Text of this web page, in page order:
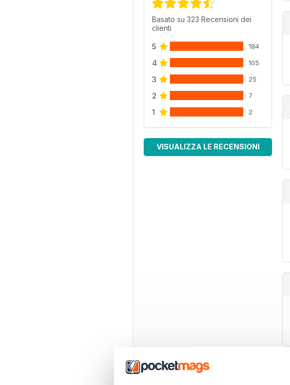
Basato su 323 Recensioni dei
clienti
5 184
4 105
3 25
2 7
1 2
VISUALIZZA LE RECENSIONI